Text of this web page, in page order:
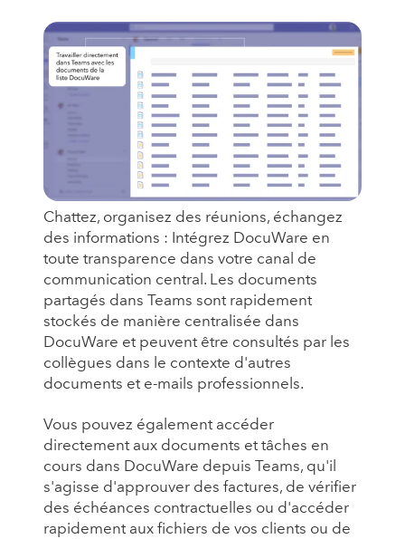
Chattez, organisez des réunions, échangez
des informations : Intégrez DocuWare en
toute transparence dans votre canal de
communication central. Les documents
partagés dans Teams sont rapidement
stockés de manière centralisée dans
DocuWare et peuvent être consultés par les
collègues dans le contexte d'autres
documents et e-mails professionnels.
Vous pouvez également accéder
directement aux documents et tâches en
cours dans DocuWare depuis Teams, qu'il
s'agisse d'approuver des factures, de vérifier
des échéances contractuelles ou d'accéder
rapidement aux fichiers de vos clients ou de